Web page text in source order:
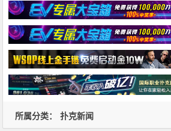
所属分类： 扑克新闻